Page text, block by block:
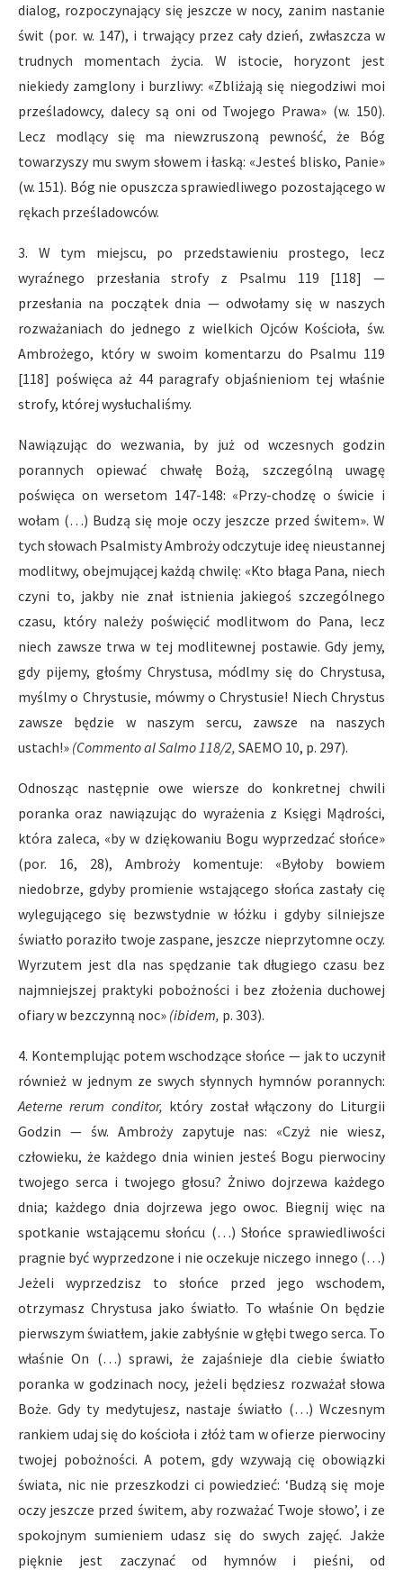
dialog, rozpoczynający się jeszcze w nocy, zanim nastanie
świt (por. w. 147), i trwający przez cały dzień, zwłaszcza w
trudnych momentach życia. W istocie, horyzont jest
niekiedy zamglony i burzliwy: «Zbliżają się niegodziwi moi
prześladowcy, dalecy są oni od Twojego Prawa» (w. 150).
Lecz modlący się ma niewzruszoną pewność, że Bóg
towarzyszy mu swym słowem i łaską: «Jesteś blisko, Panie»
(w. 151). Bóg nie opuszcza sprawiedliwego pozostającego w
rękach prześladowców.
3. W tym miejscu, po przedstawieniu prostego, lecz
wyraźnego przesłania strofy z Psalmu 119 [118] —
przesłania na początek dnia — odwołamy się w naszych
rozważaniach do jednego z wielkich Ojców Kościoła, św.
Ambrożego, który w swoim komentarzu do Psalmu 119
[118] poświęca aż 44 paragrafy objaśnieniom tej właśnie
strofy, której wysłuchaliśmy.
Nawiązując do wezwania, by już od wczesnych godzin
porannych opiewać chwałę Bożą, szczególną uwagę
poświęca on wersetom 147-148: «Przy-chodzę o świcie i
wołam (…) Budzą się moje oczy jeszcze przed świtem». W
tych słowach Psalmisty Ambroży odczytuje ideę nieustannej
modlitwy, obejmującej każdą chwilę: «Kto błaga Pana, niech
czyni to, jakby nie znał istnienia jakiegoś szczególnego
czasu, który należy poświęcić modlitwom do Pana, lecz
niech zawsze trwa w tej modlitewnej postawie. Gdy jemy,
gdy pijemy, głośmy Chrystusa, módlmy się do Chrystusa,
myślmy o Chrystusie, mówmy o Chrystusie! Niech Chrystus
zawsze będzie w naszym sercu, zawsze na naszych
ustach!» (Commento al Salmo 118/2, SAEMO 10, p. 297).
Odnosząc następnie owe wiersze do konkretnej chwili
poranka oraz nawiązując do wyrażenia z Księgi Mądrości,
która zaleca, «by w dziękowaniu Bogu wyprzedzać słońce»
(por. 16, 28), Ambroży komentuje: «Byłoby bowiem
niedobrze, gdyby promienie wstającego słońca zastały cię
wylegującego się bezwstydnie w łóżku i gdyby silniejsze
światło poraziło twoje zaspane, jeszcze nieprzytomne oczy.
Wyrzutem jest dla nas spędzanie tak długiego czasu bez
najmniejszej praktyki pobożności i bez złożenia duchowej
ofiary w bezczynną noc» (ibidem, p. 303).
4. Kontemplując potem wschodzące słońce — jak to uczynił
również w jednym ze swych słynnych hymnów porannych:
Aeterne rerum conditor, który został włączony do Liturgii
Godzin — św. Ambroży zapytuje nas: «Czyż nie wiesz,
człowieku, że każdego dnia winien jesteś Bogu pierwociny
twojego serca i twojego głosu? Żniwo dojrzewa każdego
dnia; każdego dnia dojrzewa jego owoc. Biegnij więc na
spotkanie wstającemu słońcu (…) Słońce sprawiedliwości
pragnie być wyprzedzone i nie oczekuje niczego innego (…)
Jeżeli wyprzedzisz to słońce przed jego wschodem,
otrzymasz Chrystusa jako światło. To właśnie On będzie
pierwszym światłem, jakie zabłyśnie w głębi twego serca. To
właśnie On (…) sprawi, że zajaśnieje dla ciebie światło
poranka w godzinach nocy, jeżeli będziesz rozważał słowa
Boże. Gdy ty medytujesz, nastaje światło (…) Wczesnym
rankiem udaj się do kościoła i złóż tam w ofierze pierwociny
twojej pobożności. A potem, gdy wzywają cię obowiązki
świata, nic nie przeszkodzi ci powiedzieć: ‘Budzą się moje
oczy jeszcze przed świtem, aby rozważać Twoje słowo’, i ze
spokojnym sumieniem udasz się do swych zajęć. Jakże
pięknie jest zaczynać od hymnów i pieśni, od